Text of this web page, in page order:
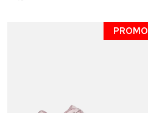
PROMO